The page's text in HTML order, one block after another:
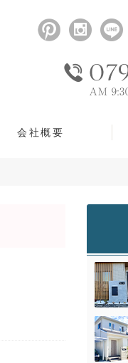
会社概要